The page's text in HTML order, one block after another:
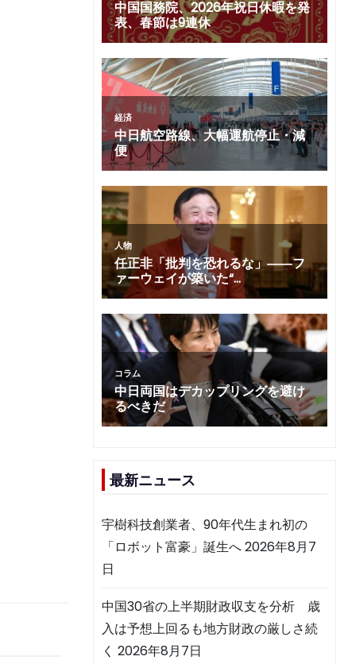
最新ニュース
宇樹科技創業者、90年代生まれ初の
「ロボット富豪」誕生へ2026年8月7
日
中国30省の上半期財政収支を分析 歳
入は予想上回るも地方財政の厳しさ続
く 2026年8月7日